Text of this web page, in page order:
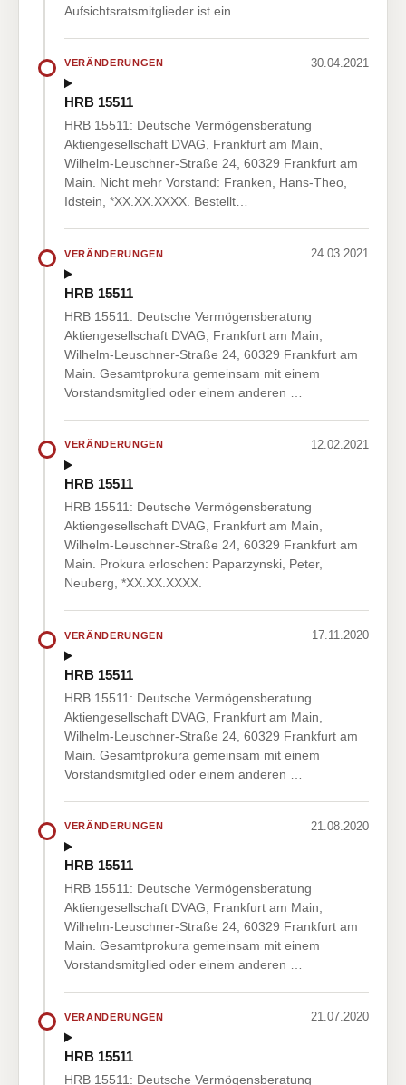
Aufsichtsratsmitglieder ist ein…
VERÄNDERUNGEN 30.04.2021
HRB 15511
HRB 15511: Deutsche Vermögensberatung
Aktiengesellschaft DVAG, Frankfurt am Main,
Wilhelm-Leuschner-Straße 24, 60329 Frankfurt am
Main. Nicht mehr Vorstand: Franken, Hans-Theo,
Idstein, *XX.XX.XXXX. Bestellt…
VERÄNDERUNGEN 24.03.2021
HRB 15511
HRB 15511: Deutsche Vermögensberatung
Aktiengesellschaft DVAG, Frankfurt am Main,
Wilhelm-Leuschner-Straße 24, 60329 Frankfurt am
Main. Gesamtprokura gemeinsam mit einem
Vorstandsmitglied oder einem anderen …
VERÄNDERUNGEN 12.02.2021
HRB 15511
HRB 15511: Deutsche Vermögensberatung
Aktiengesellschaft DVAG, Frankfurt am Main,
Wilhelm-Leuschner-Straße 24, 60329 Frankfurt am
Main. Prokura erloschen: Paparzynski, Peter,
Neuberg, *XX.XX.XXXX.
VERÄNDERUNGEN 17.11.2020
HRB 15511
HRB 15511: Deutsche Vermögensberatung
Aktiengesellschaft DVAG, Frankfurt am Main,
Wilhelm-Leuschner-Straße 24, 60329 Frankfurt am
Main. Gesamtprokura gemeinsam mit einem
Vorstandsmitglied oder einem anderen …
VERÄNDERUNGEN 21.08.2020
HRB 15511
HRB 15511: Deutsche Vermögensberatung
Aktiengesellschaft DVAG, Frankfurt am Main,
Wilhelm-Leuschner-Straße 24, 60329 Frankfurt am
Main. Gesamtprokura gemeinsam mit einem
Vorstandsmitglied oder einem anderen …
VERÄNDERUNGEN 21.07.2020
HRB 15511
HRB 15511: Deutsche Vermögensberatung